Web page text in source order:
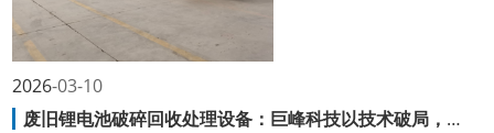
03-10
2026
废旧锂电池破碎回收处理设备：巨峰科技以技术破局，筑就绿色循环新生态